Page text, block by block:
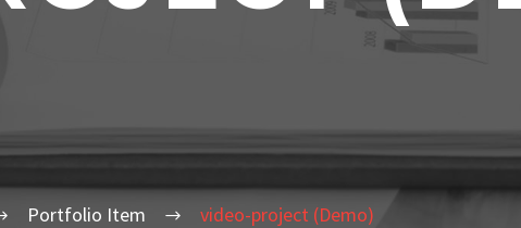
Portfolio Item video-project (Demo)